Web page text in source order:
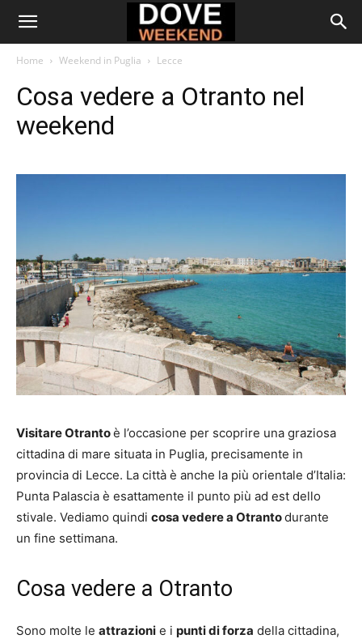
Home Weekend in Puglia Lecce
Cosa vedere a Otranto nel
weekend
Visitare Otrantoè l’occasione per scoprire una graziosa
cittadina di mare situata in Puglia, precisamente in
provincia di Lecce. La città è anche la più orientale d’Italia:
Punta Palascia è esattamente il punto più ad est dello
stivale. Vediamo quindi cosa vedere a Otrantodurante
un fine settimana.
Cosa vedere a Otranto
Sono molte le attrazioni e i punti di forza della cittadina,